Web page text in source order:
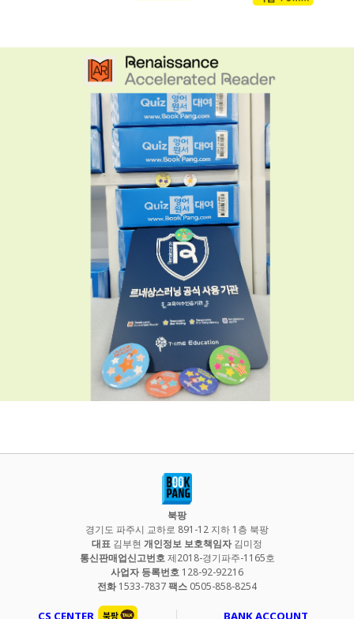
북팡
경기도 파주시 교하로 891-12 지하 1층 북팡
대표 김부현 개인정보 보호책임자김미정
통신판매업신고번호제2018-경기파주-1165호
사업자 등록번호 128-92-92216
전화1533-7837팩스 0505-858-8254
CS CENTER BANK ACCOUNT